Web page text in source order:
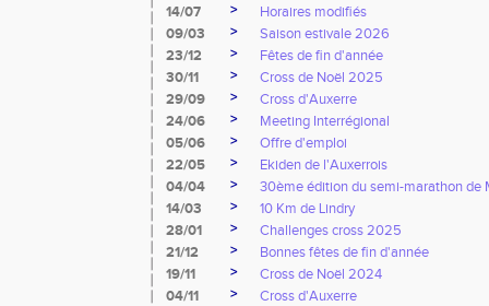
14/07 >
Horaires modifiés
09/03
>
Saison estivale 2026
23/12
>
Fêtes de fin d'année
30/11
>
Cross de Noël 2025
29/09
>
Cross d'Auxerre
24/06
>
Meeting Interrégional
05/06
>
Offre d'emploi
22/05
>
Ekiden de l'Auxerrois
04/04
>
30ème édition du semi-marathon de
14/03
>
10 Km de Lindry
28/01
>
Challenges cross 2025
21/12
>
Bonnes fêtes de fin d'année
19/11
>
Cross de Noël 2024
04/11
>
Cross d'Auxerre